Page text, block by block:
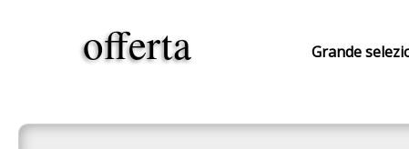
offerta Grande